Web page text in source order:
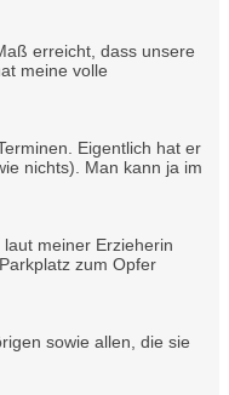
erreicht, dass unsere
meine volle
Eigentlich hat er
nichts). Man kann ja im
meiner Erzieherin
zum Opfer
sowie allen, die sie